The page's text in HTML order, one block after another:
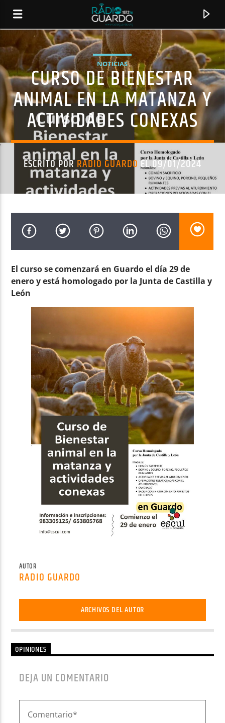
CANCIÓN ACTUAL
ARTISTA
NOTICIAS
CURSO DE BIENESTAR
ANIMAL EN LA MATANZA Y
ACTIVIDADES CONEXAS
ESCRITO PORRADIO GUARDO EL 09/01/2024
El curso se comenzará en Guardo el día 29 de
enero y está homologado por la Junta de Castilla y
León
AUTOR
RADIO GUARDO
ARCHIVOS DEL AUTOR
OPINIONES
DEJA UN COMENTARIO